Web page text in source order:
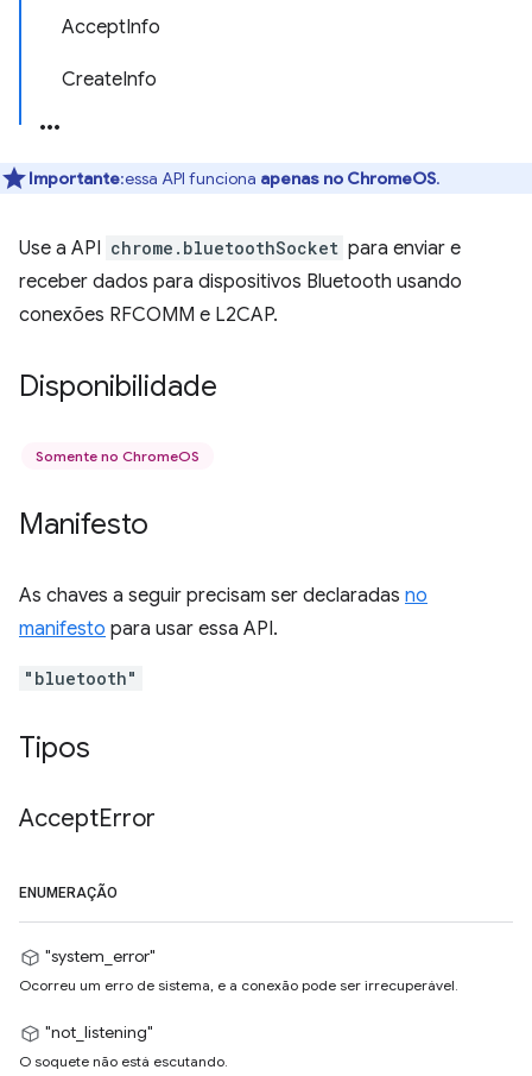
AcceptInfo
CreateInfo
Importante:essa API funciona apenas no ChromeOS.
Use a API chrome.bluetoothSocket para enviar e
receber dados para dispositivos Bluetooth usando
conexões RFCOMM e L2CAP.
Disponibilidade
Somente no ChromeOS
Manifesto
As chaves a seguir precisam ser declaradas no
manifesto para usar essa API.
"bluetooth"
Tipos
AcceptError
ENUMERAÇÃO
"system_error"
Ocorreu um erro de sistema, e a conexão pode ser irrecuperável.
"not_listening"
O soquete não está escutando.